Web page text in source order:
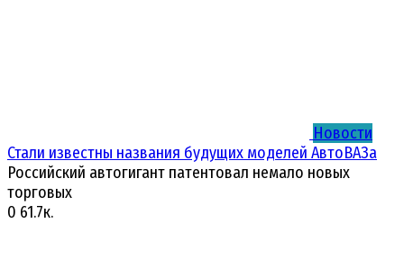
Новости
Стали известны названия будущих моделей АвтоВАЗа
Российский автогигант патентовал немало новых
торговых
0 61.7к.